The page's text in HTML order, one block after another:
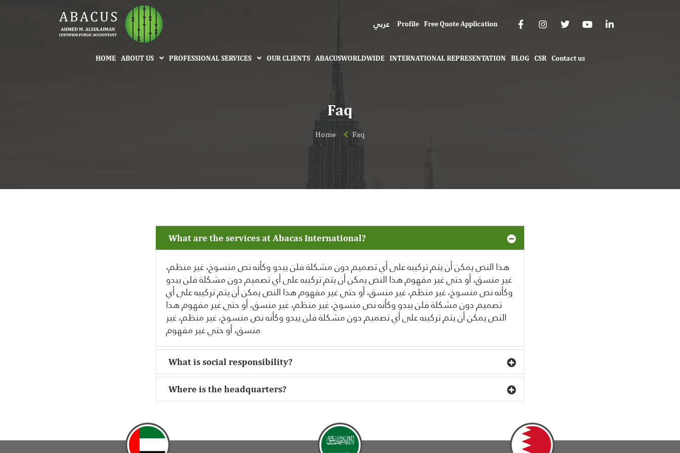
عربي Profile Free Quote Application
HOME ABOUT US PROFESSIONAL SERVICES OUR CLIENTS ABACUSWORLDWIDE INTERNATIONAL REPRESENTATION BLOG CSR Contact us
Faq
Home Faq
What are the services at Abacas International?
هذا النص يمكن أن يتم تركيبه على أي تصميم دون مشكلة فلن يبدو وكأنه نص منسوخ، غير منظم،
غير منسق، أو حتي غير مفهوم هذا النص يمكن أن يتم تركيبه على أي تصميم دون مشكلة فلن يبدو
وكأنه نص منسوخ، غير منظم، غير منسق، أو حتي غير مفهوم هذا النص يمكن أن يتم تركيبه على أي
تصميم دون مشكلة فلن يبدو وكأنه نص منسوخ، غير منظم، غير منسق، أو حتي غير مفهوم هذا
النص يمكن أن يتم تركيبه على أي تصميم دون مشكلة فلن يبدو وكأنه نص منسوخ، غير منظم، غير
منسق، أو حتي غير مفهوم
What is social responsibility?
Where is the headquarters?